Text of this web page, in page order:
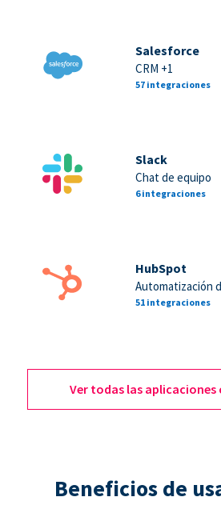
Salesforce
CRM +1
57 integraciones
Slack
Chat de equipo
6 integraciones
HubSpot
Automatización
51 integraciones
Ver todas las
Beneficios de